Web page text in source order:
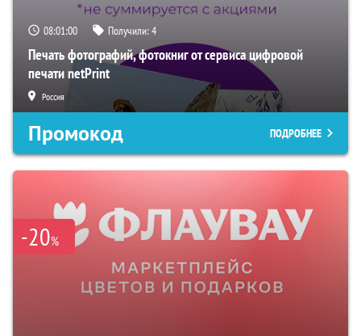
08:00:59 Получили:4
Печать фотографий, фотокниг от сервиса цифровой
печати netPrint
Россия
Промокод ПОДРОБНЕЕ
-20%